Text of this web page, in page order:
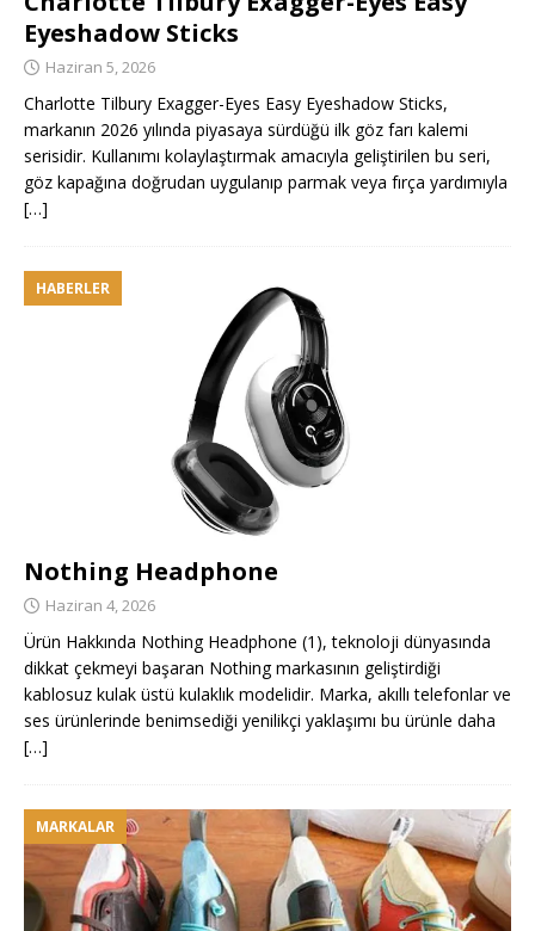
Eyeshadow Sticks
Haziran 5, 2026
Charlotte Tilbury Exagger-Eyes Easy Eyeshadow Sticks,
markanın 2026 yılında piyasaya sürdüğü ilk göz farı kalemi
serisidir. Kullanımı kolaylaştırmak amacıyla geliştirilen bu seri,
göz kapağına doğrudan uygulanıp parmak veya fırça yardımıyla
[…]
HABERLER
Nothing Headphone
Haziran 4, 2026
Ürün Hakkında Nothing Headphone (1), teknoloji dünyasında
dikkat çekmeyi başaran Nothing markasının geliştirdiği
kablosuz kulak üstü kulaklık modelidir. Marka, akıllı telefonlar ve
ses ürünlerinde benimsediği yenilikçi yaklaşımı bu ürünle daha
[…]
MARKALAR